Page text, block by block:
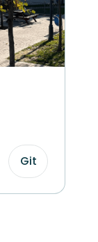
Git